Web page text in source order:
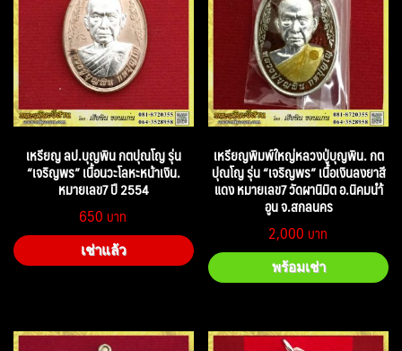
เหรียญ ลป.บุญพิน กตปุณโญ รุ่น
“เจริญพร” เนื้อนวะโลหะหน้าเงิน.
หมายเลข7 ปี 2554
650
เช่าแล้ว
เหรียญพิมพ์ใหญ่หลวงปู่บุญพิน. กต
ปุณโญ รุ่น “เจริญพร” เนื้อเงินลงยาสี
แดง หมายเลข7 วัดผานิมิต อ.นิคมนำ้
อูน จ.สกลนคร
2,000
พร้อมเช่า